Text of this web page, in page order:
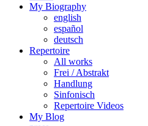
My Biography
english
español
deutsch
Repertoire
All works
Frei / Abstrakt
Handlung
Sinfonisch
Repertoire Videos
My Blog